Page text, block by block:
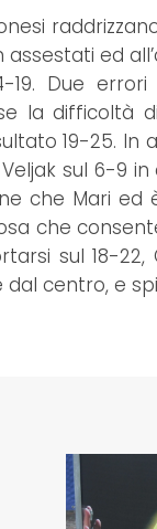
ed
19. Due
la difficoltà
19-25. In
sul 6-9
che Mari ed
che
sul 18-22,
centro, e